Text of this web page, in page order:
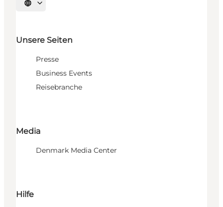
Sprache auswählen
Unsere Seiten
Presse
Business Events
Reisebranche
Media
Denmark Media Center
Hilfe